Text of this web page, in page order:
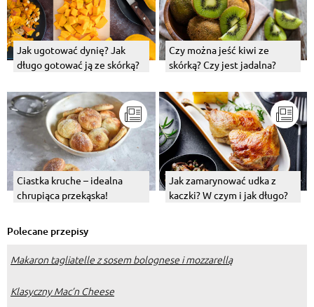
Jak ugotować dynię? Jak
długo gotować ją ze skórką?
Czy można jeść kiwi ze
skórką? Czy jest jadalna?
Ciastka kruche – idealna
chrupiąca przekąska!
Jak zamarynować udka z
kaczki? W czym i jak długo?
Polecane przepisy
Makaron tagliatelle z sosem bolognese i mozzarellą
Klasyczny Mac’n Cheese